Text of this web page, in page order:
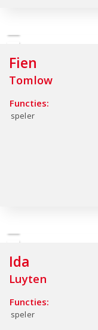
Fien
Tomlow
Functies:
speler
Ida
Luyten
Functies:
speler